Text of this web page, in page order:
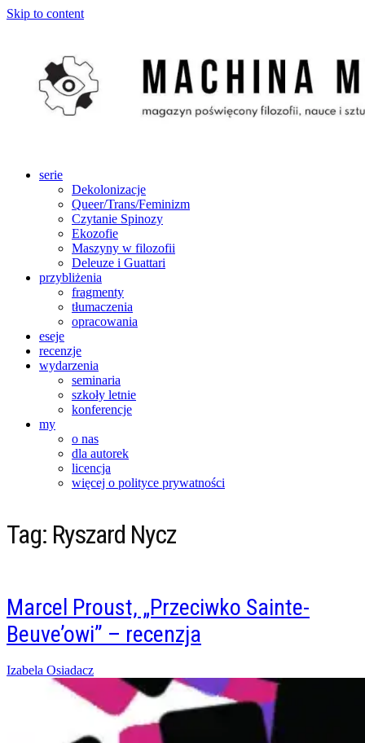
Skip to content
serie
Dekolonizacje
Queer/Trans/Feminizm
Czytanie Spinozy
Ekozofie
Maszyny w filozofii
Deleuze i Guattari
przybliżenia
fragmenty
tłumaczenia
opracowania
eseje
recenzje
wydarzenia
seminaria
szkoły letnie
konferencje
my
o nas
dla autorek
licencja
więcej o polityce prywatności
Tag: Ryszard Nycz
Marcel Proust, „Przeciwko Sainte-
Beuve’owi” – recenzja
Posted
27/02/2016
Izabela Osiadacz